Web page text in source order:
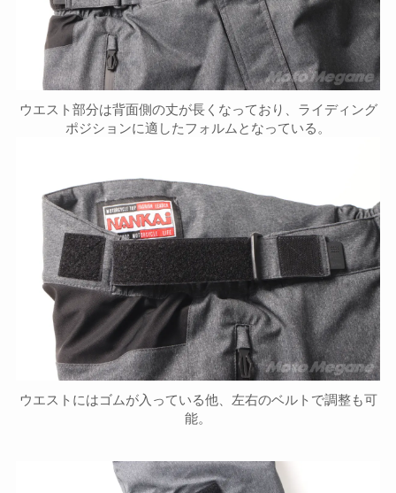
ウエスト部分は背面側の丈が長くなっており、ライディング
ポジションに適したフォルムとなっている。
ウエストにはゴムが入っている他、左右のベルトで調整も可
能。